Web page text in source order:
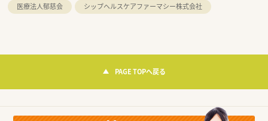
医療法人郁慈会
シップヘルスケアファーマシー株式会社
PAGE TOPへ戻る